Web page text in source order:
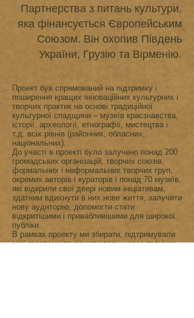
Партнерства з питань культури,
яка фінансується Європейським
Союзом. Він охопив Південь
України, Грузію та Вірменію.
Проект був спрямований на підтримку і
поширення кращих інноваційних культурних і
творчих практик на основі традиційної
культурної спадщини – музеїв краєзнавства,
історії, археології, етнографії, мистецтва і
т.д. всіх рівнів (районних, обласних,
національних).
До участі в проекті було залучено понад 200
громадських організацій, творчих союзів,
формальних і неформальних творчих груп,
окремих авторів і кураторів і понад 70 музеїв,
які відкрили свої двері новим ініціативам,
здатним вдихнути в них нове життя, залучити
нову аудиторію, допомогти стати
відкритішими і привабливішими для широкої
публіки.
В рамках проекту ми збирати, підтримували
міні-грантами та поширювали через тренінги,